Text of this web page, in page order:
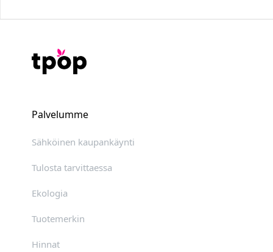
Palvelumme
Sähköinen kaupankäynti
Tulosta tarvittaessa
Ekologia
Tuotemerkin
Hinnat